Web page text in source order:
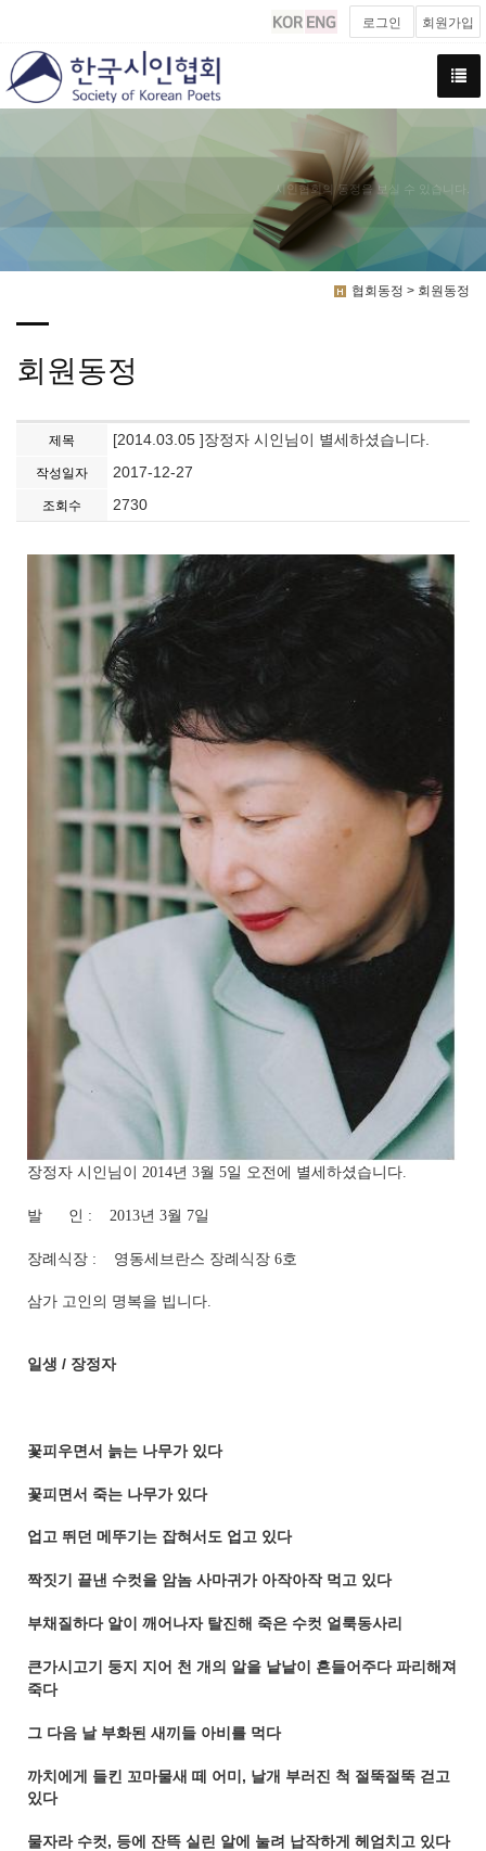
로그인 회원가입
시인협회의 동정을 보실 수 있습니다.
협회동정 > 회원동정
회원동정
제목 [2014.03.05 ]장정자 시인님이 별세하셨습니다.
작성일자 2017-12-27
조회수 2730
장정자 시인님이 2014년 3월 5일 오전에 별세하셨습니다.
발 인 : 2013년 3월 7일
장례식장 : 영동세브란스 장례식장 6호
삼가 고인의 명복을 빕니다.
일생 / 장정자
꽃피우면서 늙는 나무가 있다
꽃피면서 죽는 나무가 있다
업고 뛰던 메뚜기는 잡혀서도 업고 있다
짝짓기 끝낸 수컷을 암놈 사마귀가 아작아작 먹고 있다
부채질하다 알이 깨어나자 탈진해 죽은 수컷 얼룩동사리
큰가시고기 둥지 지어 천 개의 알을 낱낱이 흔들어주다 파리해져
죽다
그 다음 날 부화된 새끼들 아비를 먹다
까치에게 들킨 꼬마물새 떼 어미, 날개 부러진 척 절뚝절뚝 걷고
있다
물자라 수컷, 등에 잔뜩 실린 알에 눌려 납작하게 헤엄치고 있다